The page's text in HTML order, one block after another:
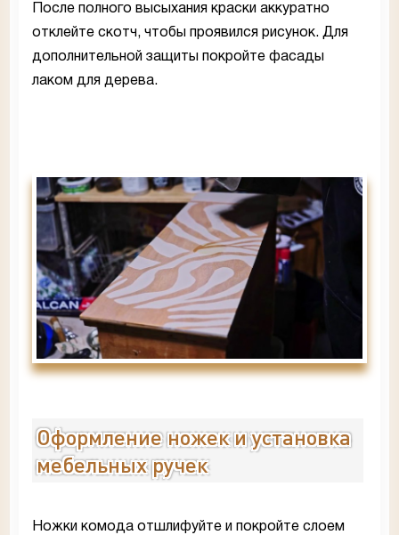
После полного высыхания краски аккуратно
отклейте скотч, чтобы проявился рисунок. Для
дополнительной защиты покройте фасады
лаком для дерева.
Оформление ножек и установка
мебельных ручек
Ножки комода отшлифуйте и покройте слоем